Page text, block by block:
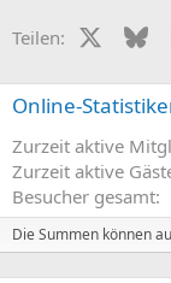
Teilen: X
Online-
Zurzeit aktive
Zurzeit aktive
Besucher gesamt
Die Summen können